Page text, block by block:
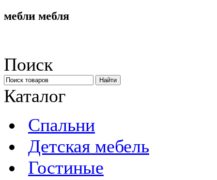
мебли мебля
Поиск
Каталог
Спальни
Детская мебель
Гостиные